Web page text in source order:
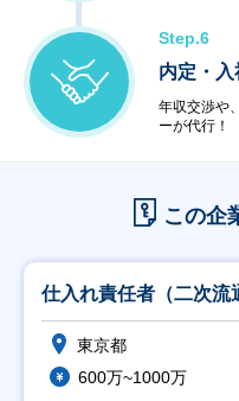
Step.6
内定・入
年収交渉や
ーが代行！
この企
仕入れ責任者（二次流
東京都
600万~1000万